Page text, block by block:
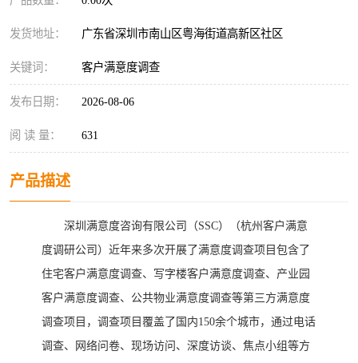
发货地址： 广东省深圳市南山区粤海街道高新区社区
关键词： 客户满意度调查
发布日期： 2026-08-06
阅 读 量： 631
产品描述
深圳满意度咨询有限公司（SSC） （杭州客户满意
度调研公司 ） 近年来多次开展了满意度调查项目包含了
住宅客户满意度调查、写字楼客户满意度调查、产业园
客户满意度调查、公共物业满意度调查等第三方满意度
调查项目，调查项目覆盖了国内150余个城市，通过电话
调查、网络问卷、现场访问、深度访谈、焦点小组等方